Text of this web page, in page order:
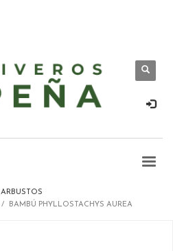
ARBUSTOS
BAMBÚ PHYLLOSTACHYS AUREA